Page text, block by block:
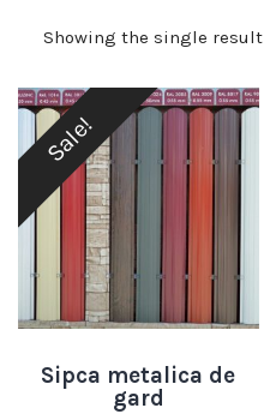
Showing the single result
Sale!
Sipca metalica de
gard